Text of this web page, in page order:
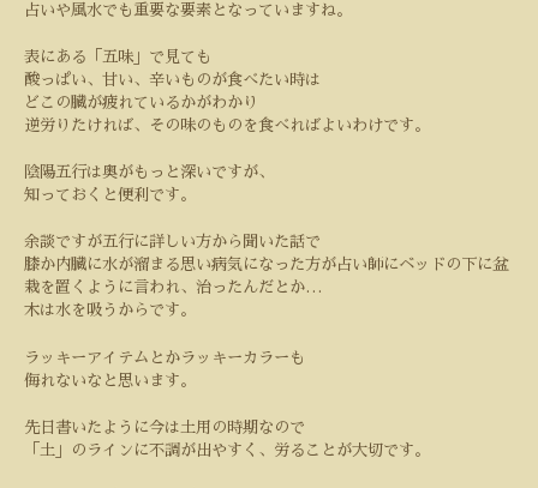
占いや風水でも重要な要素となっていますね。
表にある「五味」で見ても
酸っぱい、甘い、辛いものが食べたい時は
どこの臓が疲れているかがわかり
逆労りたければ、その味のものを食べればよいわけです。
陰陽五行は奥がもっと深いですが、
知っておくと便利です。
余談ですが五行に詳しい方から聞いた話で
膝か内臓に水が溜まる思い病気になった方が占い師にベッドの下に盆
栽を置くように言われ、治ったんだとか…
木は水を吸うからです。
ラッキーアイテムとかラッキーカラーも
侮れないなと思います。
先日書いたように今は土用の時期なので
「土」のラインに不調が出やすく、労ることが大切です。